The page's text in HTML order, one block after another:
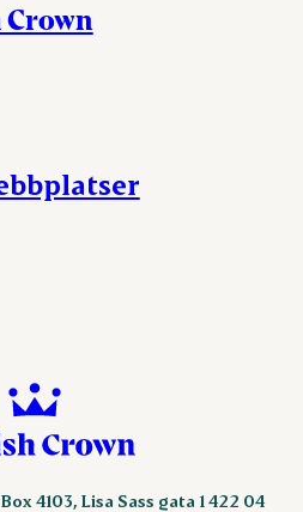
Crown
är journalist
4103, Lisa Sass gata 1 422 04